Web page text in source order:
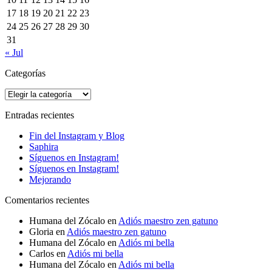
17 18 19 20 21 22 23
24 25 26 27 28 29 30
31
« Jul
Categorías
Categorías
Entradas recientes
Fin del Instagram y Blog
Saphira
Síguenos en Instagram!
Síguenos en Instagram!
Mejorando
Comentarios recientes
Humana del Zócalo en Adiós maestro zen gatuno
Gloria en Adiós maestro zen gatuno
Humana del Zócalo en Adiós mi bella
Carlos en Adiós mi bella
Humana del Zócalo en Adiós mi bella